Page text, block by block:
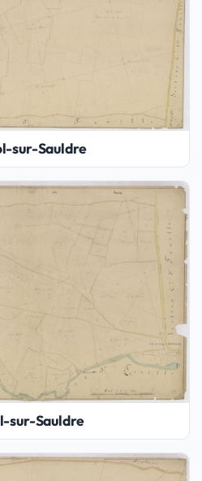
sur-Sauldre
sur-Sauldre